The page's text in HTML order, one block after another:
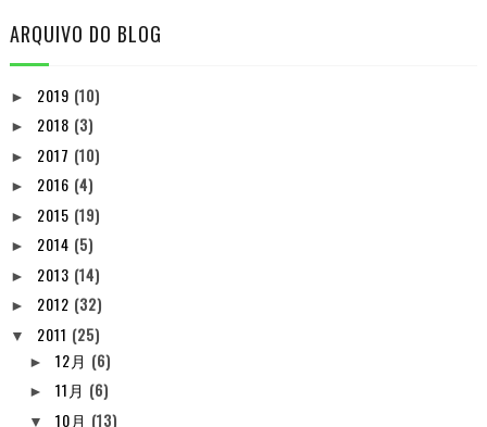
ARQUIVO DO BLOG
► 2019 (10)
► 2018 (3)
► 2017 (10)
► 2016 (4)
► 2015 (19)
► 2014 (5)
► 2013 (14)
► 2012 (32)
▼ 2011 (25)
► 12月 (6)
► 11月 (6)
▼ 10月 (13)